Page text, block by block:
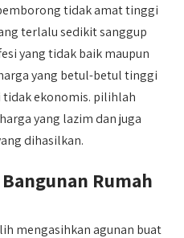
tidak amat tinggi
terlalu sedikit sanggup
yang tidak baik maupun
yang betul-betul tinggi
ekonomis. pilihlah
yang lazim dan juga
dihasilkan.
Rumah
mengasihkan agunan buat